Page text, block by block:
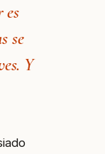
es
se
Y